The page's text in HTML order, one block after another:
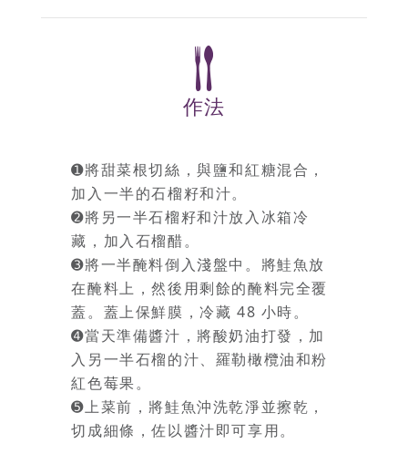
作法
➊將甜菜根切絲，與鹽和紅糖混合，
加入一半的石榴籽和汁。
➋將另一半石榴籽和汁放入冰箱冷
藏，加入石榴醋。
➌將一半醃料倒入淺盤中。將鮭魚放
在醃料上，然後用剩餘的醃料完全覆
蓋。蓋上保鮮膜，冷藏 48 小時。
➍當天準備醬汁，將酸奶油打發，加
入另一半石榴的汁、羅勒橄欖油和粉
紅色莓果。
➎上菜前，將鮭魚沖洗乾淨並擦乾，
切成細條，佐以醬汁即可享用。